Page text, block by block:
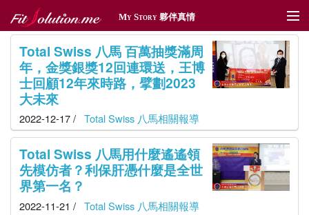
My Story 夥伴真情
夥伴真情
傳情遞愛
體育贊助
社區深耕
獎勵旅遊
新聞管理
Total Swiss 八馬 百萬抽獎滿周
年，金獎銀獎12回連環送，王博
士回顧12年來時路，擘劃2023
大未來
2022-12-17 / Total Swiss 八馬相關報導
Total Swiss 八馬用什麼遙遙領
先模仿者？利保肝憑什麼是全世
界第一名？
2022-11-21 / Total Swiss 八馬相關報導